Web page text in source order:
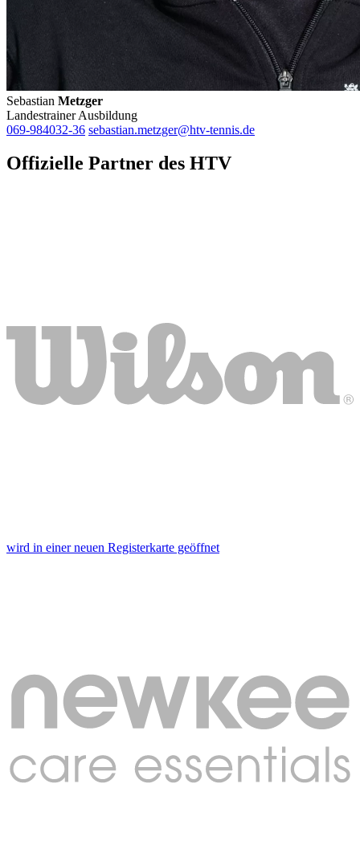
Sebastian Metzger
Landestrainer Ausbildung
069-984032-36 sebastian.metzger@htv-tennis.de
Offizielle Partner des HTV
wird in einer neuen Registerkarte geöffnet